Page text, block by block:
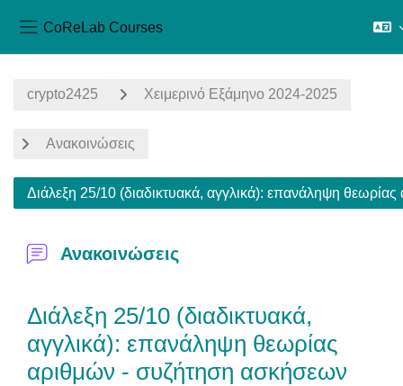
CoReLab Courses
crypto2425 Χειμερινό Εξάμηνο 2024-2025
Ανακοινώσεις
Διάλεξη 25/10 (διαδικτυακά, αγγλικά): επανάληψη
Ανακοινώσεις
Διάλεξη 25/10 (διαδικτυακά,
αγγλικά): επανάληψη θεωρίας
αριθμών - συζήτηση ασκήσεων